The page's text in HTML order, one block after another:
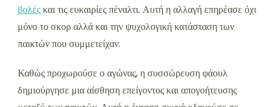
βολέςκαι τις ευκαιρίες πέναλτι. Αυτή η αλλαγή επηρέασε όχι
μόνο το σκορ αλλά και την ψυχολογική κατάσταση των
παικτών που συμμετείχαν.
Καθώς προχωρούσε ο αγώνας, η συσσώρευση φάουλ
δημιούργησε μια αίσθηση επείγοντος και απογοήτευσης